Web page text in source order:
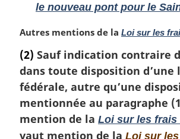
le nouveau pont pour le
N
t
e
m
r
g
Autres mentions de la Loi sur les
(2) Sauf indication contraire
dans toute disposition d’une
fédérale, autre qu’une
mentionnée au paragraphe
mention de la Loi sur les frais
vaut mention de la Loi sur